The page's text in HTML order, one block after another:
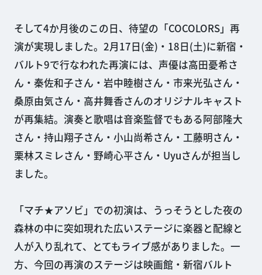
そして4か月後のこの日、待望の「COCOLORS」再
演が実現しました。2月17日(金)・18日(土)に新宿・
バルト9で行なわれた再演には、声優は高田憂希さ
ん・秦佐和子さん・岩中睦樹さん・市来光弘さん・
桑原由気さん・高井舞香さんのオリジナルキャスト
が再集結。演奏と歌唱は音楽監督でもある阿部隆大
さん・持山翔子さん・小山尚希さん・工藤明さん・
栗林スミレさん・野崎心平さん・Uyuさんが担当し
ました。
「マチ★アソビ」での初演は、うっそうとした夜の
森林の中に突如現れた広いステージに楽器と配線と
人が入り乱れて、とてもライブ感がありました。一
方、今回の再演のステージは映画館・新宿バルト